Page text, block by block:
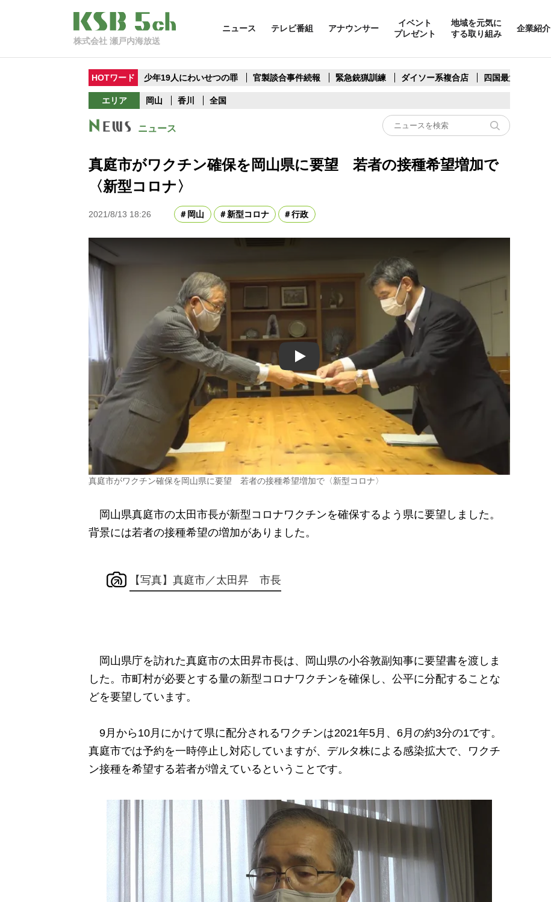
株式会社 瀬戸内海放送
ニュース テレビ番組 アナウンサー
イベント
プレゼント
地域を元気に
する取り組み
企業紹介
HOTワード 少年19人にわいせつの罪 官製談合事件続報 緊急銃猟訓練 ダイソー系複合店 四国最大スリコ
エリア 岡山 香川 全国
ニュース
真庭市がワクチン確保を岡山県に要望 若者の接種希望増加で
〈新型コロナ〉
2021/8/13 18:26 岡山 新型コロナ 行政
Play
真庭市がワクチン確保を岡山県に要望 若者の接種希望増加で〈新型コロナ〉
岡山県真庭市の太田市長が新型コロナワクチンを確保するよう県に要望しました。
背景には若者の接種希望の増加がありました。
【写真】真庭市／太田昇 市長
岡山県庁を訪れた真庭市の太田昇市長は、岡山県の小谷敦副知事に要望書を渡しま
した。市町村が必要とする量の新型コロナワクチンを確保し、公平に分配することな
どを要望しています。
9月から10月にかけて県に配分されるワクチンは2021年5月、6月の約3分の1です。
真庭市では予約を一時停止し対応していますが、デルタ株による感染拡大で、ワクチ
ン接種を希望する若者が増えているということです。